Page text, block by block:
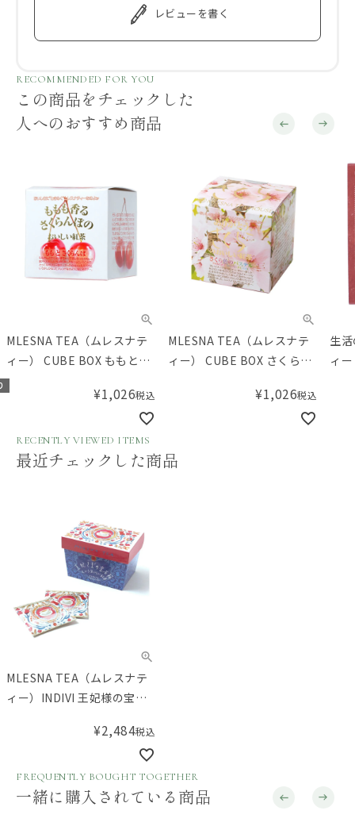
レビューを書く
RECOMMENDED FOR YOU
この商品をチェックした
人へのおすすめ商品
MLESNA TEA（ムレスナテ
ィー） CUBE BOX ももとさ
くらんぼ
¥1,026税込
MLESNA TEA（ムレスナテ
ィー） CUBE BOX さくら色
¥1,026税込
生
ィ
RECENTLY VIEWED ITEMS
最近チェックした商品
MLESNA TEA（ムレスナテ
ィー）INDIVI 王妃様の宝石
¥2,484税込
FREQUENTLY BOUGHT TOGETHER
一緒に購入されている商品